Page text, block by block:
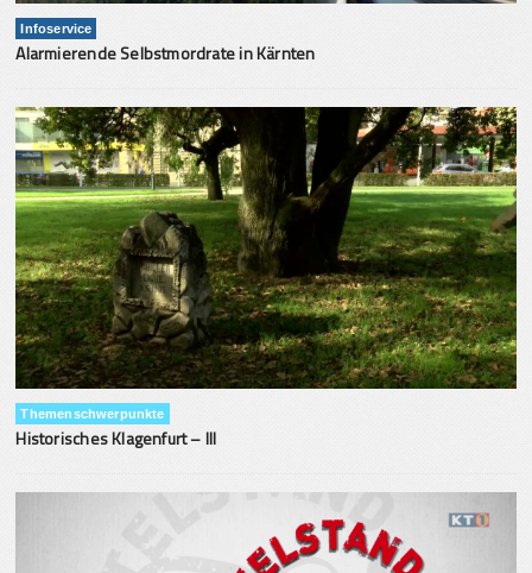
Infoservice
Alarmierende Selbstmordrate in Kärnten
Themenschwerpunkte
Historisches Klagenfurt – III